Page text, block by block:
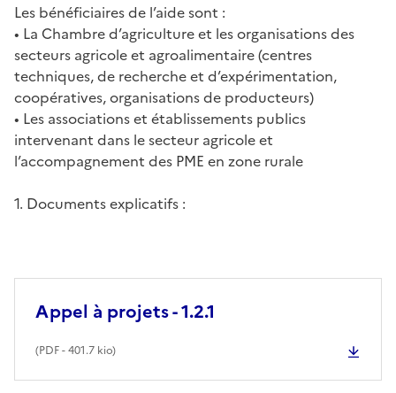
Les bénéficiaires de l’aide sont :
• La Chambre d’agriculture et les organisations des
secteurs agricole et agroalimentaire (centres
techniques, de recherche et d’expérimentation,
coopératives, organisations de producteurs)
• Les associations et établissements publics
intervenant dans le secteur agricole et
l’accompagnement des PME en zone rurale
1. Documents explicatifs :
Appel à projets - 1.2.1
(PDF- 401.7 kio)